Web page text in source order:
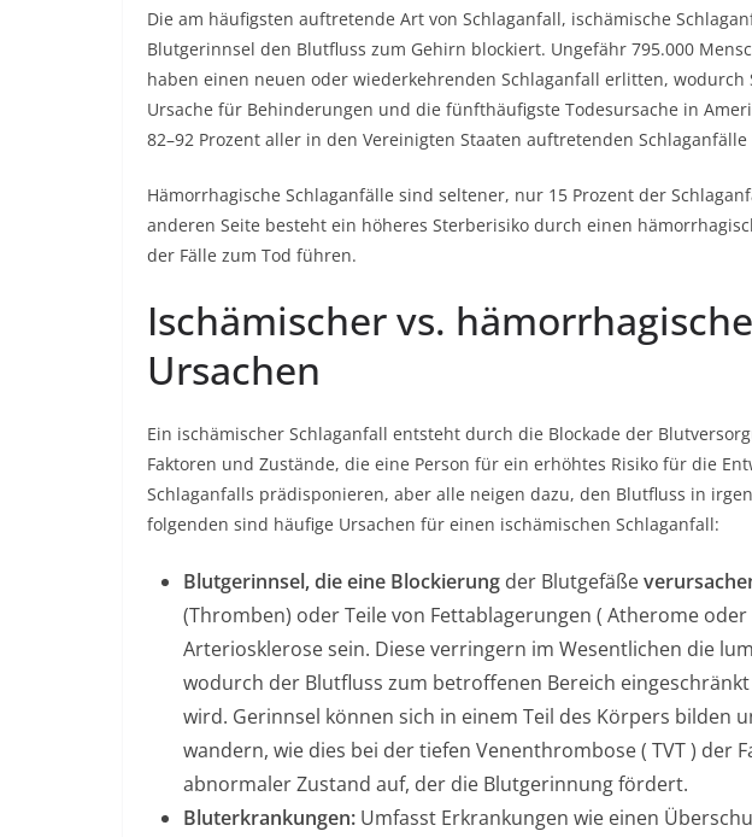
Die am häufigsten auftretende Art von Schlaganfall, ischämische
Blutgerinnsel den Blutfluss zum Gehirn blockiert. Ungefähr 795.000
haben einen neuen oder wiederkehrenden Schlaganfall erlitten, wodurch
Ursache für Behinderungen und die fünfthäufigste Todesursache in
82–92 Prozent aller in den Vereinigten Staaten auftretenden
Hämorrhagische Schlaganfälle sind seltener, nur 15 Prozent der
anderen Seite besteht ein höheres Sterberisiko durch einen
der Fälle zum Tod führen.
Ischämischer vs.
Ursachen
Ein ischämischer Schlaganfall entsteht durch die Blockade der
Faktoren und Zustände, die eine Person für ein erhöhtes Risiko für die
Schlaganfalls prädisponieren, aber alle neigen dazu, den Blutfluss in
folgenden sind häufige Ursachen für einen ischämischen Schlaganfall:
Blutgerinnsel, die eine Blockierung der Blutgefäße
(Thromben) oder Teile von Fettablagerungen ( Atherome oder
Arteriosklerose sein. Diese verringern im Wesentlichen die
wodurch der Blutfluss zum betroffenen Bereich
wird. Gerinnsel können sich in einem Teil des Körpers bilden
wandern, wie dies bei dertiefen Venenthrombose( TVT ) der
abnormaler Zustand auf, der die Blutgerinnung fördert.
Bluterkrankungen: Umfasst Erkrankungen wie einen